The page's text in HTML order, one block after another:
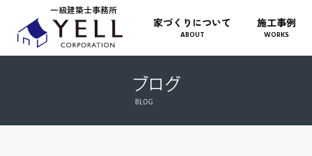
一級建築士事務所
家づくりについて
ABOUT
施工事例
WORKS